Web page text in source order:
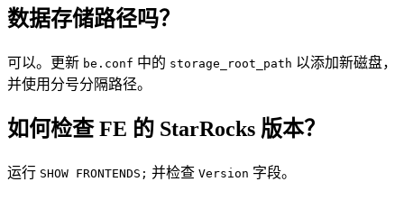
数据存储路径吗？
可以。更新 be.conf 中的 storage_root_path 以添加新磁盘，
并使用分号分隔路径。
如何检查 FE 的 StarRocks 版本？
运行 SHOW FRONTENDS; 并检查 Version 字段。